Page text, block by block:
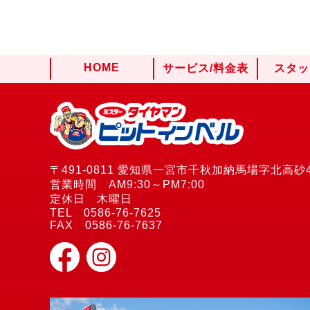
HOME サービス/料金表 スタ
〒491-0811 愛知県一宮市千秋加納馬場字北高砂
営業時間 AM9:30～PM7:00
定休日 木曜日
TEL 0586-76-7625
FAX 0586-76-7637